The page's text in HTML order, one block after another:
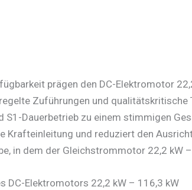
prägen den DC-Elektromotor
Zuführungen und
Dauerbetrieb zu einem stimmigen
Krafteinleitung und reduziert den
in dem der Gleichstrommotor 22,2
Elektromotors 22,2 kW – 116,3 kW